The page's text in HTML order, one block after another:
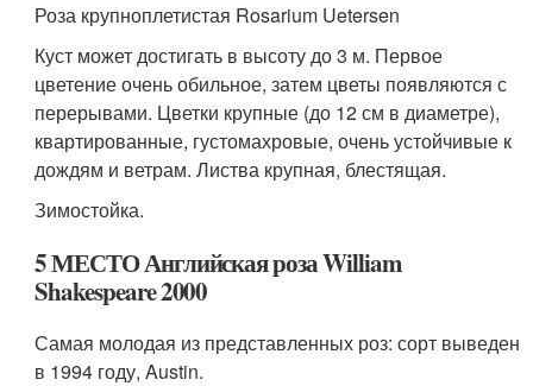
Роза крупноплетистая Rosarium Uetersen
Куст может достигать в высоту до 3 м. Первое
цветение очень обильное, затем цветы появляются с
перерывами. Цветки крупные (до 12 см в диаметре),
квартированные, густомахровые, очень устойчивые к
дождям и ветрам. Листва крупная, блестящая.
Зимостойка.
5 МЕСТО Английская роза William
Shakespeare 2000
Самая молодая из представленных роз: сорт выведен
в 1994 году, Austin.